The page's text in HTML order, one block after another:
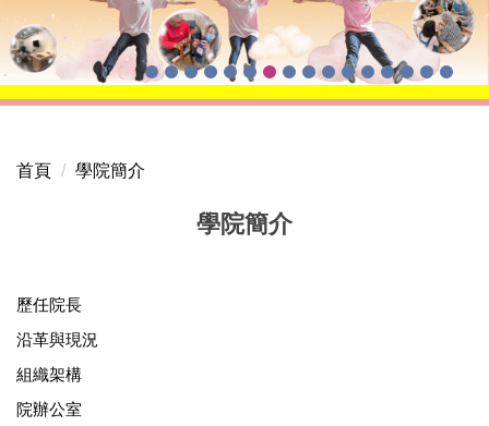
首頁 學院簡介
學院簡介
歷任院長
沿革與現況
組織架構
院辦公室